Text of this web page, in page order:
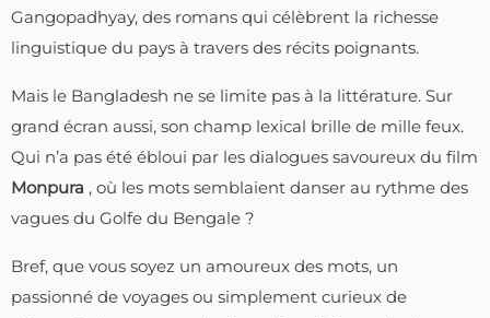
Gangopadhyay, des romans qui célèbrent la richesse
linguistique du pays à travers des récits poignants.
Mais le Bangladesh ne se limite pas à la littérature. Sur
grand écran aussi, son champ lexical brille de mille feux.
Qui n’a pas été ébloui par les dialogues savoureux du film
Monpura , où les mots semblaient danser au rythme des
vagues du Golfe du Bengale ?
Bref, que vous soyez un amoureux des mots, un
passionné de voyages ou simplement curieux de